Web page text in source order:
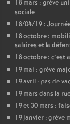
18 mars : grève
sociale
18/04/19 :
18 octobre :
salaires et la
18 octobre : c’est
19 mai : grève
19 avril : pas de
19 mars dans la
19 et 30 mars :
19 janvier : grève